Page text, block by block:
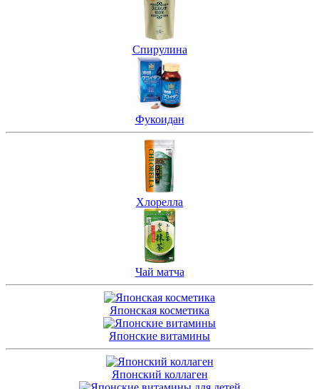
Спирулина
Фукоидан
Хлорелла
Чай матча
Японская косметика
Японские витамины
Японский коллаген